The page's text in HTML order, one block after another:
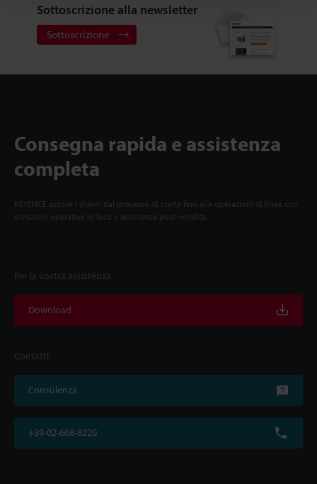
Sottoscrizione alla newsletter
Sottoscrizione
Consegna rapida e assistenza
completa
KEYENCE assiste i clienti dal processo di scelta fino alle operazioni di linea con
istruzioni operative in loco e assistenza post-vendita.
Per la vostra assistenza
Download
Contatti
Consulenza
+39-02-668-8220